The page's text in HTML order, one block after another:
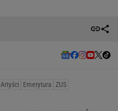
Artyści Emerytura ZUS